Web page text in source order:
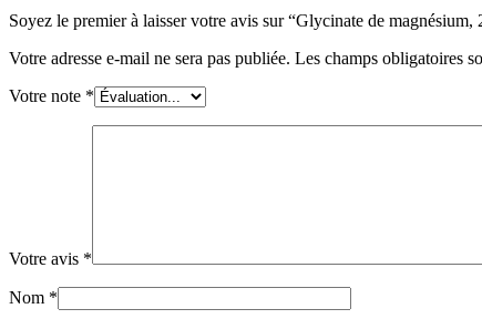
Soyez le premier à laisser votre avis sur “Glycinate de
Votre adresse e-mail ne sera pas publiée. Les champs obligatoires
Votre note *
Votre avis *
Nom *